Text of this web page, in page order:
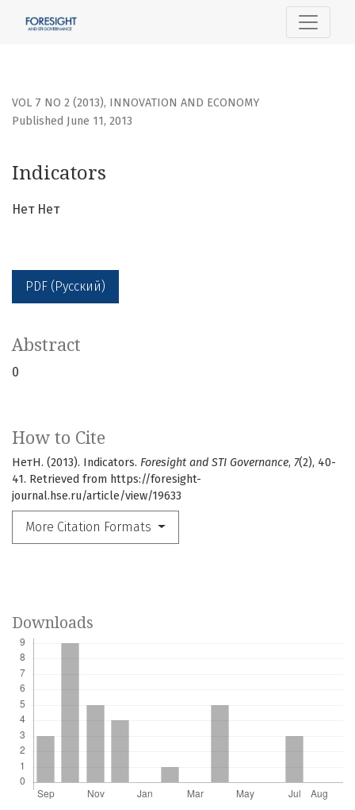
VOL 7 NO 2 (2013), INNOVATION AND ECONOMY
Indicators
Published June 11, 2013
Нет Нет
PDF (Русский)
How to Cite
НетН. (2013). Indicators. Foresight and STI Governance, 7(2), 40-
41. Retrieved from https://foresight-
journal.hse.ru/article/view/19633
More Citation Formats
Abstract
0
Downloads